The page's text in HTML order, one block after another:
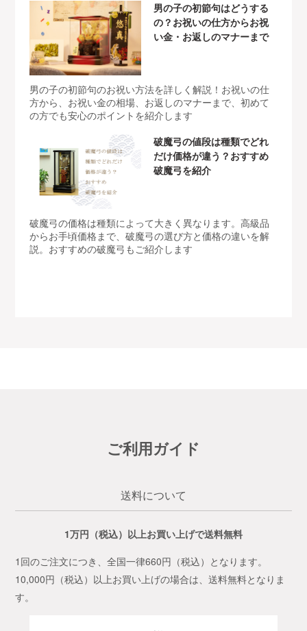
男の子の初節句はどうする
の？お祝いの仕方からお祝
い金・お返しのマナーまで
男の子の初節句のお祝い方法を詳しく解説！お祝いの仕
方から、お祝い金の相場、お返しのマナーまで、初めて
の方でも安心のポイントを紹介します
破魔弓の値段は種類でどれ
だけ価格が違う？おすすめ
破魔弓を紹介
破魔弓の価格は種類によって大きく異なります。高級品
からお手頃価格まで、破魔弓の選び方と価格の違いを解
説。おすすめの破魔弓もご紹介します
ご利用ガイド
送料について
1万円（税込）以上お買い上げで送料無料
1回のご注文につき、全国一律660円（税込）となります。
10,000円（税込）以上お買い上げの場合は、送料無料となりま
す。